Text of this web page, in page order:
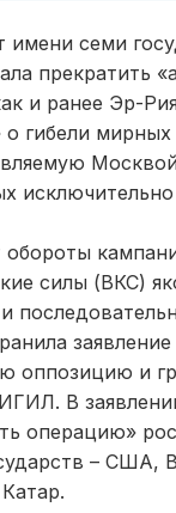
имени семи
прекратить
и ранее Эр-
о гибели
обороты
силы (ВКС)
оппозицию и
В
операцию»
– США,